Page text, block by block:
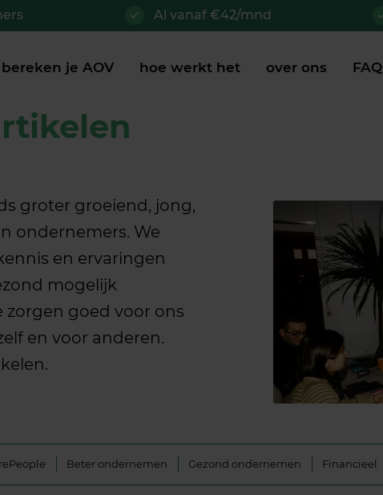
Al vanaf €42/mnd
bereken je AOV hoe werkt het over ons FAQ
groter groeiend, jong,
ondernemers. We
en ervaringen
mogelijk
zorgen goed voor ons
en voor anderen.
Beter ondernemen Gezond ondernemen Financieel